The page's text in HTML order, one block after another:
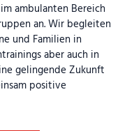
ambulanten Bereich
an. Wir begleiten
und Familien in
aber auch in
gelingende Zukunft
positive